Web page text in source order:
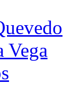
Vega